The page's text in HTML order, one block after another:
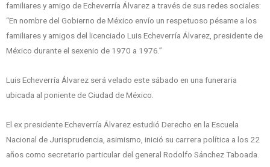
familiares y amigo de Echeverría Álvarez a través de sus redes sociales:
“En nombre del Gobierno de México envío un respetuoso pésame a los
familiares y amigos del licenciado Luis Echeverría Álvarez, presidente de
México durante el sexenio de 1970 a 1976.”
Luis Echeverría Álvarez será velado este sábado en una funeraria
ubicada al poniente de Ciudad de México.
El ex presidente Echeverría Álvarez estudió Derecho en la Escuela
Nacional de Jurisprudencia, asimismo, inició su carrera política a los 22
años como secretario particular del general Rodolfo Sánchez Taboada.